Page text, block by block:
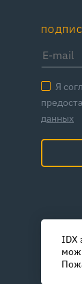
Я
данных
©
IDX